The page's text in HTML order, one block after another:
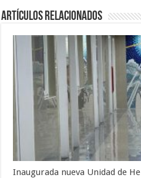
Artículos relacionados
Inaugurada nueva Unidad de